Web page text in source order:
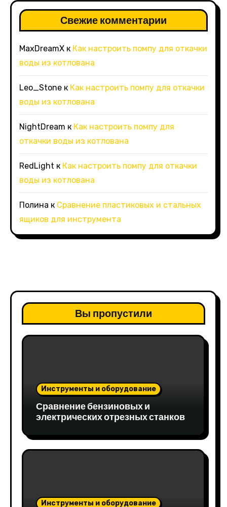
Свежие комментарии
MaxDreamX к Как настроить помпу для откачки
воды из котлована
Leo_Stone к Как настроить помпу для откачки
воды из котлована
NightDream к Как настроить помпу для
откачки воды из котлована
RedLight к Как настроить помпу для откачки
воды из котлована
Полина к Сравнение пластиковых и стальных
ящиков для инструмента
Вы пропустили
Инструменты и оборудование
Сравнение бензиновых и
электрических отрезных станков
Инструменты и оборудование